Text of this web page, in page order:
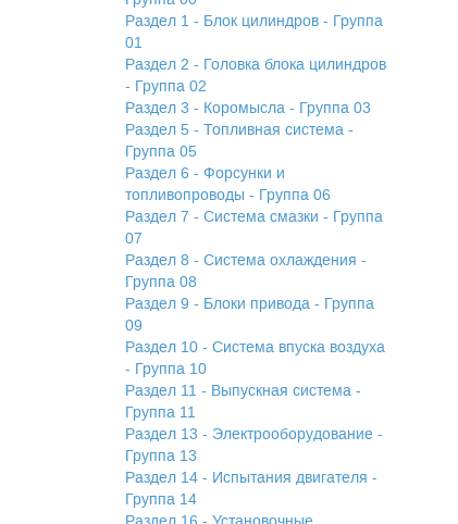
Раздел 1 - Блок цилиндров - Группа
01
Раздел 2 - Головка блока цилиндров
- Группа 02
Раздел 3 - Коромысла - Группа 03
Раздел 5 - Топливная система -
Группа 05
Раздел 6 - Форсунки и
топливопроводы - Группа 06
Раздел 7 - Система смазки - Группа
07
Раздел 8 - Система охлаждения -
Группа 08
Раздел 9 - Блоки привода - Группа
09
Раздел 10 - Система впуска воздуха
- Группа 10
Раздел 11 - Выпускная система -
Группа 11
Раздел 13 - Электрооборудование -
Группа 13
Раздел 14 - Испытания двигателя -
Группа 14